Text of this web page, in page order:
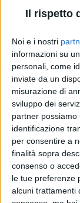
Il rispetto
Noi e i nostri
informazioni su
personali, come
inviate da un
misurazione di
sviluppo dei
partner possiamo
identificazione
per consentire a
finalità sopra
consenso o
le tue preferenze
alcuni trattamenti
Elisabetta
comparsa, nel
Emma,
girando Los
ristoranti
all'